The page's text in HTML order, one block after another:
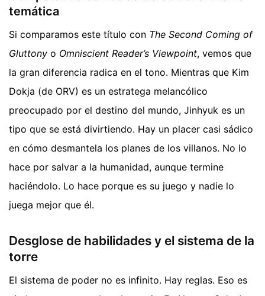
temática
Si comparamos este título con The Second Coming of
Gluttony o Omniscient Reader’s Viewpoint, vemos que
la gran diferencia radica en el tono. Mientras que Kim
Dokja (de ORV) es un estratega melancólico
preocupado por el destino del mundo, Jinhyuk es un
tipo que se está divirtiendo. Hay un placer casi sádico
en cómo desmantela los planes de los villanos. No lo
hace por salvar a la humanidad, aunque termine
haciéndolo. Lo hace porque es su juego y nadie lo
juega mejor que él.
Desglose de habilidades y el sistema de la
torre
El sistema de poder no es infinito. Hay reglas. Eso es